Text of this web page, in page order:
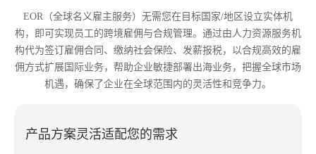
EOR（全球名义雇主服务）无需您在目标国家/地区设立实体机
构，即可实现员工的跨境雇佣与合规管理。通过由人力资源服务机
构代为签订雇佣合同、缴纳社会保险、发薪报税，以合规高效的雇
佣方式扩展国际业务，帮助企业敏捷部署出海业务，把握全球市场
机遇，确保了企业在全球范围内的灵活性和竞争力。
产品方案灵活适配您的需求